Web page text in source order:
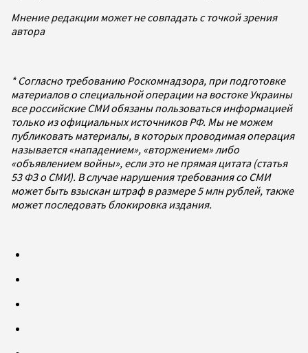
Мнение редакции может не совпадать с точкой зрения
автора
* Согласно требованию Роскомнадзора, при подготовке
материалов о специальной операции на востоке Украины
все российские СМИ обязаны пользоваться информацией
только из официальных источников РФ. Мы не можем
публиковать материалы, в которых проводимая операция
называется «нападением», «вторжением» либо
«объявлением войны», если это не прямая цитата (статья
53 ФЗ о СМИ). В случае нарушения требования со СМИ
может быть взыскан штраф в размере 5 млн рублей, также
может последовать блокировка издания.